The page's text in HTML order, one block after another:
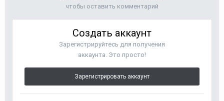
чтобы оставить комментарий
Создать аккаунт
Зарегистрируйтесь для получения
аккаунта. Это просто!
Зарегистрировать аккаунт